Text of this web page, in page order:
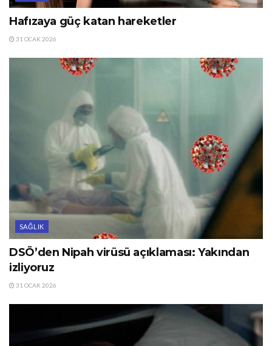
Hafızaya güç katan hareketler
31 OCAK 2026
SAĞLIK
DSÖ’den Nipah virüsü açıklaması: Yakından
izliyoruz
31 OCAK 2026